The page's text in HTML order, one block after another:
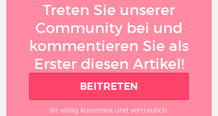
Treten Sie unserer
Community bei und
kommentieren Sie als
Erster diesen Artikel!
BEITRETEN
Ist völlig kostenlos und vertraulich.